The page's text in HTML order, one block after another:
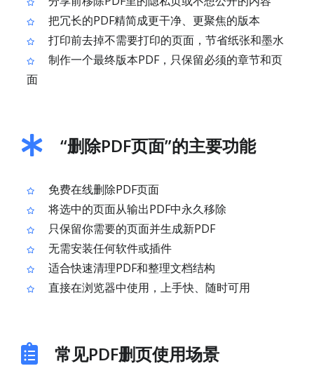
把冗长的PDF精简成更干净、更聚焦的版本
打印前去掉不需要打印的页面，节省纸张和墨水
制作一个最终版本PDF，只保留必须的章节和页
面
“删除PDF页面”的主要功能
免费在线删除PDF页面
将选中的页面从输出PDF中永久移除
只保留你需要的页面并生成新PDF
无需安装任何软件或插件
适合快速清理PDF和整理文档结构
直接在浏览器中使用，上手快、随时可用
常见PDF删页使用场景